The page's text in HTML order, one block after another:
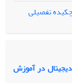
ای نسبتی بر
مبنای فرمول کوکران در سطح آلفای 0.05 به تعداد 337 نفر تعیین
و رویکرد
براساس مدل
براساس مدل نوناکاو
تفصیلی
در آموزش